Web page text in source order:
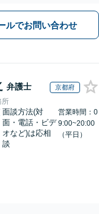
ルでお問い合わせ
弁護士 京都府
所
面談方法(対
面・電話・ビデ
オなど)は応相
談
営業時間：0
9:00~20:00
（平日）